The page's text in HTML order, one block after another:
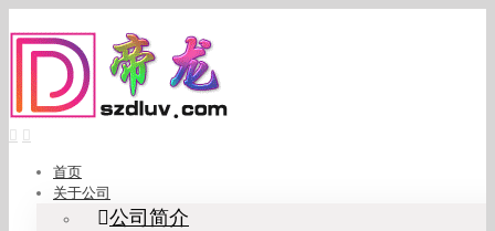
to
content
首页
关于公司
公司简介